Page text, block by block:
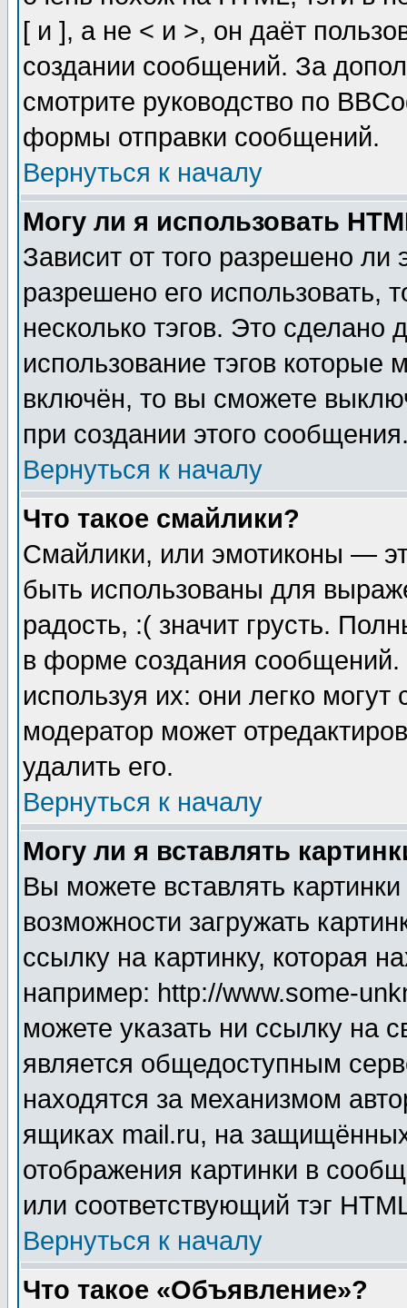
[ и ], а не < и >, он даёт
создании сообщений. За
смотрите руководство по
формы отправки сообщений.
Вернуться к началу
Могу ли я использовать
Зависит от того разрешено
разрешено его использовать,
несколько тэгов. Это сделано
использование тэгов
включён, то вы сможете
при создании этого
Вернуться к началу
Что такое смайлики?
Смайлики, или эмотиконы —
быть использованы для
радость, :( значит грусть.
в форме создания сообщений.
используя их: они легко
модератор может
удалить его.
Вернуться к началу
Могу ли я вставлять
Вы можете вставлять
возможности загружать
ссылку на картинку, которая
например: http://www.some-
можете указать ни ссылку на
является общедоступным
находятся за механизмом
ящиках mail.ru, на
отображения картинки в
или соответствующий тэг
Вернуться к началу
Что такое «Объявление»?